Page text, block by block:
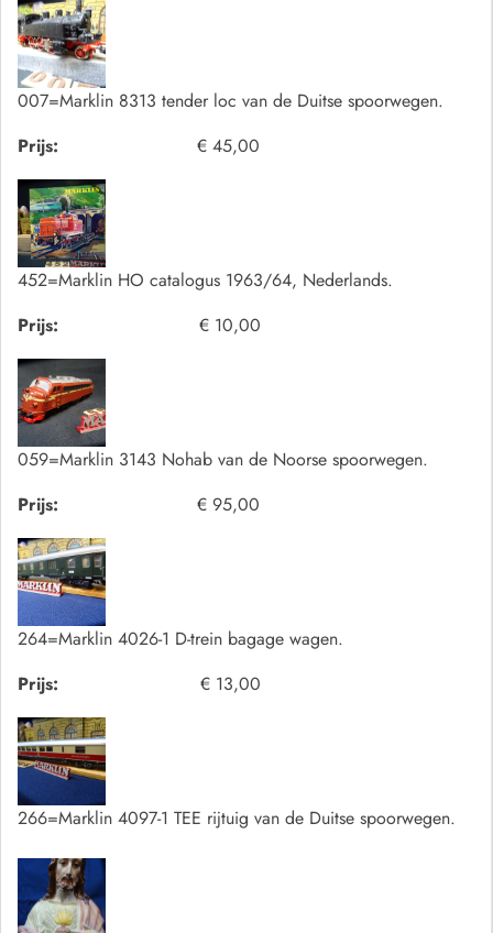
007=Marklin 8313 tender loc van de Duitse spoorwegen.
Prijs:
€ 45,00
452=Marklin HO catalogus 1963/64, Nederlands.
Prijs:
€ 10,00
059=Marklin 3143 Nohab van de Noorse spoorwegen.
Prijs:
€ 95,00
264=Marklin 4026-1 D-trein bagage wagen.
Prijs:
€ 13,00
266=Marklin 4097-1 TEE rijtuig van de Duitse spoorwegen.